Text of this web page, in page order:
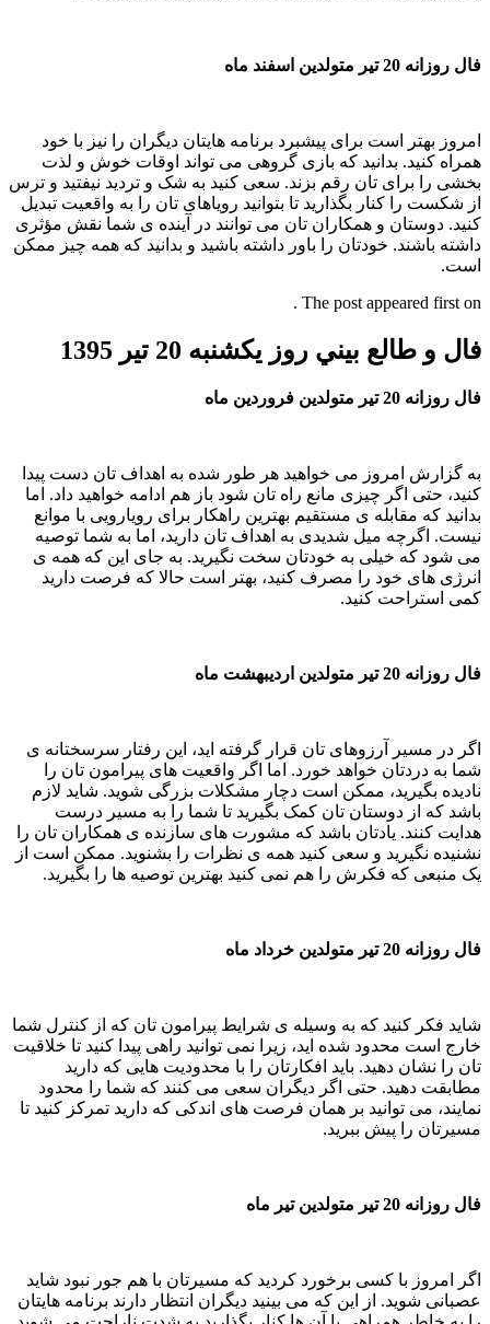
فال روزانه 20 تیر متولدین اسفند ماه
امروز بهتر است برای پیشبرد برنامه هایتان دیگران را نیز با خود
همراه کنید. بدانید که بازی گروهی می تواند اوقات خوش و لذت
بخشی را برای تان رقم بزند. سعی کنید به شک و تردید نیفتید و ترس
از شکست را کنار بگذارید تا بتوانید رویاهای تان را به واقعیت تبدیل
کنید. دوستان و همکاران تان می توانند در آینده ی شما نقش مؤثری
داشته باشند. خودتان را باور داشته باشید و بدانید که همه چیز ممکن
است.
The post appeared first on .
فال و طالع بيني روز یکشنبه 20 تير 1395
فال روزانه 20 تیر متولدین فروردین ماه
به گزارش امروز می خواهید هر طور شده به اهداف تان دست پیدا
کنید، حتی اگر چیزی مانع راه تان شود باز هم ادامه خواهید داد. اما
بدانید که مقابله ی مستقیم بهترین راهکار برای رویارویی با موانع
نیست. اگرچه میل شدیدی به اهداف تان دارید، اما به شما توصیه
می شود که خیلی به خودتان سخت نگیرید. به جای این که همه ی
انرژی های خود را مصرف کنید، بهتر است حالا که فرصت دارید
کمی استراحت کنید.
فال روزانه 20 تیر متولدین اردیبهشت ماه
اگر در مسیر آرزوهای تان قرار گرفته اید، این رفتار سرسختانه ی
شما به دردتان خواهد خورد. اما اگر واقعیت های پیرامون تان را
نادیده بگیرید، ممکن است دچار مشکلات بزرگی شوید. شاید لازم
باشد که از دوستان تان کمک بگیرید تا شما را به مسیر درست
هدایت کنند. یادتان باشد که مشورت های سازنده ی همکاران تان را
نشنیده نگیرید و سعی کنید همه ی نظرات را بشنوید. ممکن است از
یک منبعی که فکرش را هم نمی کنید بهترین توصیه ها را بگیرید.
فال روزانه 20 تیر متولدین خرداد ماه
شاید فکر کنید که به وسیله ی شرایط پیرامون تان که از کنترل شما
خارج است محدود شده اید، زیرا نمی توانید راهی پیدا کنید تا خلاقیت
تان را نشان دهید. باید افکارتان را با محدودیت هایی که دارید
مطابقت دهید. حتی اگر دیگران سعی می کنند که شما را محدود
نمایند، می توانید بر همان فرصت های اندکی که دارید تمرکز کنید تا
مسیرتان را پیش ببرید.
فال روزانه 20 تیر متولدین تیر ماه
اگر امروز با کسی برخورد کردید که مسیرتان با هم جور نبود شاید
عصبانی شوید. از این که می بینید دیگران انتظار دارند برنامه هایتان